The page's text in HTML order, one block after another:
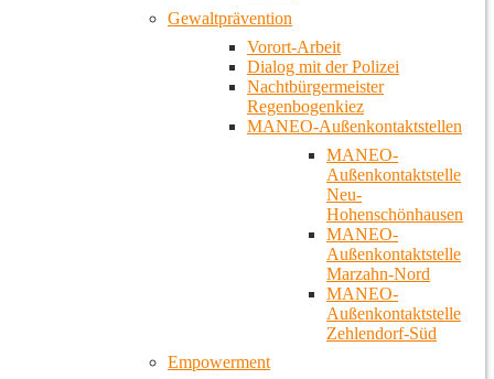
Gewaltprävention
Vorort-Arbeit
Dialog mit der Polizei
Nachtbürgermeister
Regenbogenkiez
MANEO-Außenkontaktstellen
MANEO-
Außenkontaktstelle
Neu-
Hohenschönhausen
MANEO-
Außenkontaktstelle
Marzahn-Nord
MANEO-
Außenkontaktstelle
Zehlendorf-Süd
Empowerment